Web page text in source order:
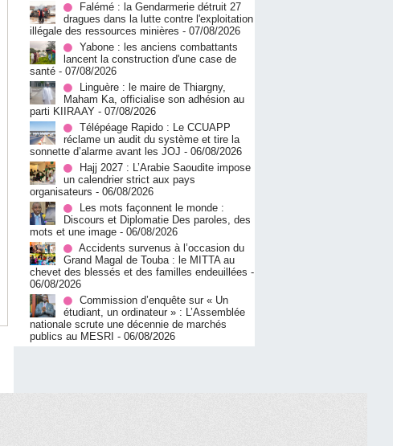
Falémé : la Gendarmerie détruit 27
dragues dans la lutte contre l'exploitation
illégale des ressources minières - 07/08/2026
Yabone : les anciens combattants
lancent la construction d'une case de
santé - 07/08/2026
Linguère : le maire de Thiargny,
Maham Ka, officialise son adhésion au
parti KIIRAAY - 07/08/2026
Télépéage Rapido : Le CCUAPP
réclame un audit du système et tire la
sonnette d’alarme avant les JOJ - 06/08/2026
Hajj 2027 : L’Arabie Saoudite impose
un calendrier strict aux pays
organisateurs - 06/08/2026
Les mots façonnent le monde :
Discours et Diplomatie Des paroles, des
mots et une image - 06/08/2026
Accidents survenus à l’occasion du
Grand Magal de Touba : le MITTA au
chevet des blessés et des familles endeuillées -
06/08/2026
Commission d’enquête sur « Un
étudiant, un ordinateur » : L’Assemblée
nationale scrute une décennie de marchés
publics au MESRI - 06/08/2026